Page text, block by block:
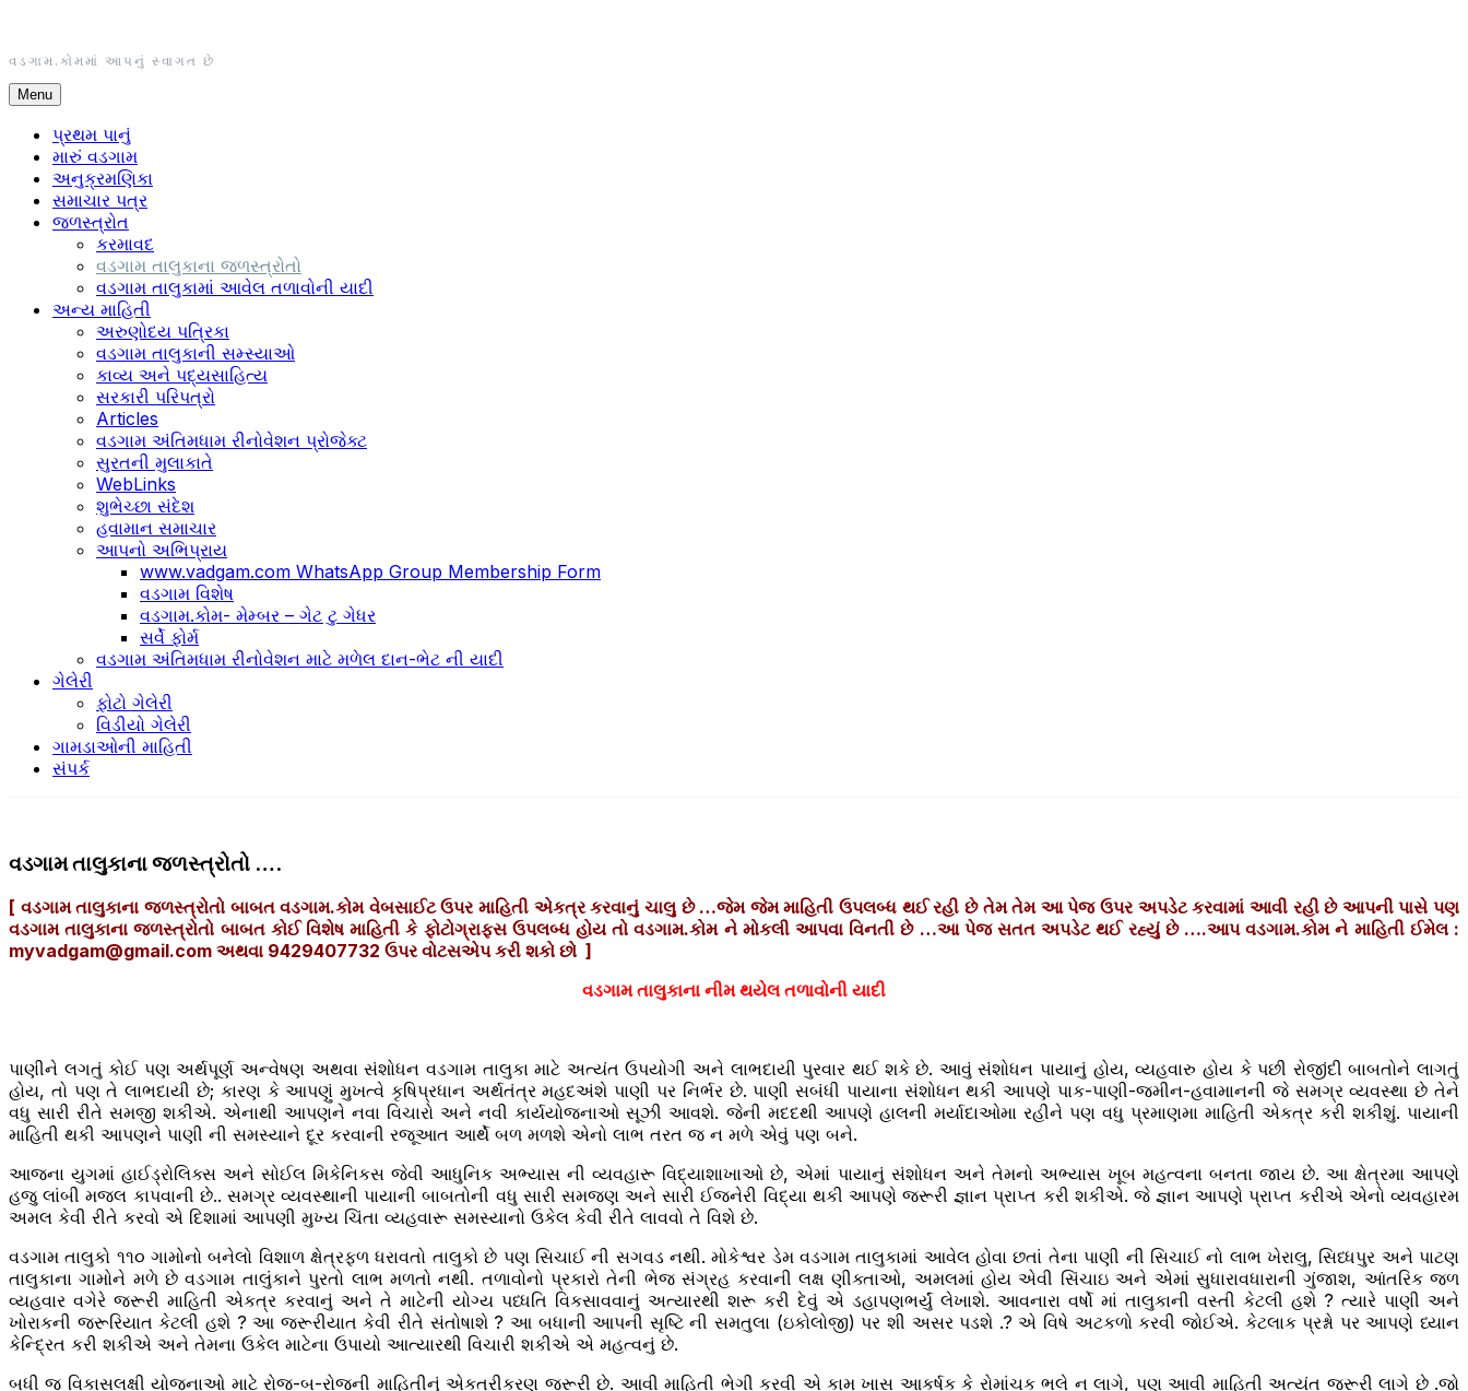
content
વડગામ.કોમમાં આપનું સ્વાગત છે
Menu
પ્રથમ પાનું
મારું વડગામ
અનુક્રમણિકા
સમાચાર પત્ર
જળસ્ત્રોત
કરમાવદ
વડગામ તાલુકાના જળસ્ત્રોતો
વડગામ તાલુકામાં આવેલ તળાવોની યાદી
અન્ય માહિતી
અરુણોદય પત્રિકા
વડગામ તાલુકાની સમ્સ્યાઓ
કાવ્ય અને પદ્યસાહિત્ય
સરકારી પરિપત્રો
Articles
વડગામ અંતિમધામ રીનોવેશન પ્રોજેક્ટ
સુરતની મુલાકાતે
WebLinks
શુભેચ્છા સંદેશ
હવામાન સમાચાર
આપનો અભિપ્રાય
www.vadgam.com WhatsApp Group Membership Form
વડગામ વિશેષ
વડગામ.કોમ- મેમ્બર – ગેટ ટુ ગેધર
સર્વે ફોર્મ
વડગામ અંતિમધામ રીનોવેશન માટે મળેલ દાન-ભેટ ની યાદી
ગેલેરી
ફોટો ગેલેરી
વિડીયો ગેલેરી
ગામડાઓની માહિતી
સંપર્ક
વડગામ તાલુકાના જળસ્ત્રોતો ….
[ વડગામ તાલુકાના જળસ્ત્રોતો બાબત વડગામ.કોમ વેબસાઈટ ઉપર માહિતી એકત્ર કરવાનું ચાલુ છે …જેમ જેમ માહિતી ઉપલબ્ધ થઈ રહી છે તેમ તેમ આ પેજ ઉપર અપડેટ કરવામાં આવી રહી છે આપની પાસે પણ
વડગામ તાલુકાના જળસ્ત્રોતો બાબત કોઈ વિશેષ માહિતી કે ફોટોગ્રાફ્સ ઉપલબ્ધ હોય તો વડગામ.કોમ ને મોકલી આપવા વિનતી છે …આ પેજ સતત અપડેટ થઈ રહ્યું છે ….આપ વડગામ.કોમ ને માહિતી ઈમેલ :
myvadgam@gmail.com અથવા 9429407732 ઉપર વોટસએપ કરી શકો છો ]
વડગામ તાલુકાના નીમ થયેલ તળાવોની યાદી
પાણીને લગતું કોઈ પણ અર્થપૂર્ણ અન્વેષણ અથવા સંશોધન વડગામ તાલુકા માટે અત્યંત ઉપયોગી અને લાભદાયી પુરવાર થઈ શકે છે. આવું સંશોધન પાયાનું હોય, વ્યહવારુ હોય કે પછી રોજીંદી બાબતોને લાગતું
હોય, તો પણ તે લાભદાયી છે; કારણ કે આપણું મુખત્વે કૃષિપ્રધાન અર્થતંત્ર મહદઅંશે પાણી પર નિર્ભર છે. પાણી સબંધી પાયાના સંશોધન થકી આપણે પાક-પાણી-જમીન-હવામાનની જે સમગ્ર વ્યવસ્થા છે તેને
વધુ સારી રીતે સમજી શકીએ. એનાથી આપણને નવા વિચારો અને નવી કાર્યયોજનાઓ સૂઝી આવશે. જેની મદદથી આપણે હાલની મર્યાદાઓમા રહીને પણ વધુ પ્રમાણમા માહિતી એકત્ર કરી શકીશું. પાયાની
માહિતી થકી આપણને પાણી ની સમસ્યાને દૂર કરવાની રજૂઆત આર્થે બળ મળશે એનો લાભ તરત જ ન મળે એવું પણ બને.
આજના યુગમાં હાઈડ્રોલિક્સ અને સોઈલ મિકેનિકસ જેવી આધુનિક અભ્યાસ ની વ્યવહારૂ વિદ્યાશાખાઓ છે, એમાં પાયાનું સંશોધન અને તેમનો અભ્યાસ ખૂબ મહત્વના બનતા જાય છે. આ ક્ષેત્રમા આપણે
હજુ લાંબી મજલ કાપવાની છે.. સમગ્ર વ્યવસ્થાની પાયાની બાબતોની વધુ સારી સમજણ અને સારી ઈજનેરી વિદ્યા થકી આપણે જરૂરી જ્ઞાન પ્રાપ્ત કરી શકીએ. જે જ્ઞાન આપણે પ્રાપ્ત કરીએ એનો વ્યવહારમ
અમલ કેવી રીતે કરવો એ દિશામાં આપણી મુખ્ય ચિંતા વ્યહવારૂ સમસ્યાનો ઉકેલ કેવી રીતે લાવવો તે વિશે છે.
વડગામ તાલુકો ૧૧૦ ગામોનો બનેલો વિશાળ ક્ષેત્રફળ ધરાવતો તાલુકો છે પણ સિચાઈ ની સગવડ નથી. મોકેશ્વર ડેમ વડગામ તાલુકામાં આવેલ હોવા છતાં તેના પાણી ની સિચાઈ નો લાભ ખેરાલુ, સિધ્ધપુર અને પાટણ
તાલુકાના ગામોને મળે છે વડગામ તાલુંકાને પુરતો લાભ મળતો નથી. તળાવોનો પ્રકારો તેની ભેજ સંગ્રહ કરવાની લક્ષ ણીક્તાઓ, અમલમાં હોય એવી સિંચાઇ અને એમાં સુધારાવધારાની ગુંજાશ, આંતરિક જળ
વ્યહવાર વગેરે જરૂરી માહિતી એકત્ર કરવાનું અને તે માટેની યોગ્ય પધ્ધતિ વિકસાવવાનું અત્યારથી શરૂ કરી દેવું એ ડહાપણભર્યું લેખાશે. આવનારા વર્ષો માં તાલુકાની વસ્તી કેટલી હશે ? ત્યારે પાણી અને
ખોરાકની જરૂરિયાત કેટલી હશે ? આ જરૂરીયાત કેવી રીતે સંતોષાશે ? આ બધાની આપની સૃષ્ટિ ની સમતુલા (ઇકોલોજી) પર શી અસર પડશે .? એ વિષે અટકળો કરવી જોઈએ. કેટલાક પ્રશ્નો પર આપણે ધ્યાન
કેન્દ્રિત કરી શકીએ અને તેમના ઉકેલ માટેના ઉપાયો આત્યારથી વિચારી શકીએ એ મહત્વનું છે.
બધી જ વિકાસલક્ષી યોજનાઓ માટે રોજ-બ-રોજની માહિતીનું એકત્રીકરણ જરૂરી છે. આવી માહિતી ભેગી કરવી એ કામ ખાસ આકર્ષક કે રોમાંચક ભલે ન લાગે, પણ આવી માહિતી અત્યંત જરૂરી લાગે છે .જો